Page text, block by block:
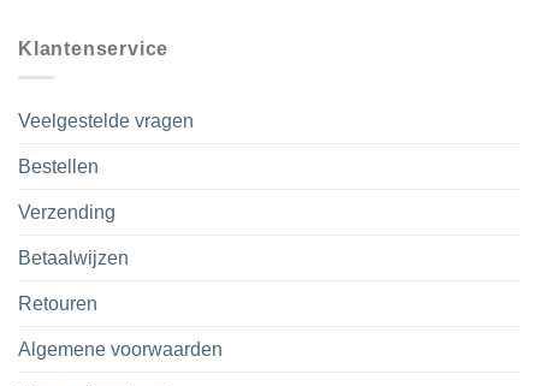
Klantenservice
Veelgestelde vragen
Bestellen
Verzending
Betaalwijzen
Retouren
Algemene voorwaarden